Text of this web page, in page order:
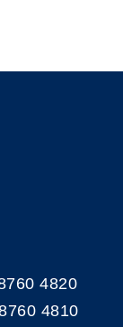
4820
4810